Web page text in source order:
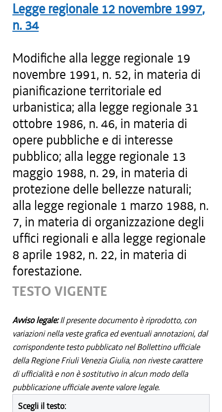
Legge regionale 12 novembre 1997,
n. 34
Modifiche alla legge regionale 19
novembre 1991, n. 52, in materia di
pianificazione territoriale ed
urbanistica; alla legge regionale 31
ottobre 1986, n. 46, in materia di
opere pubbliche e di interesse
pubblico; alla legge regionale 13
maggio 1988, n. 29, in materia di
protezione delle bellezze naturali;
alla legge regionale 1 marzo 1988, n.
7, in materia di organizzazione degli
uffici regionali e alla legge regionale
8 aprile 1982, n. 22, in materia di
forestazione.
TESTO VIGENTE
Avviso legale:Il presente documento è riprodotto, con
variazioni nella veste grafica ed eventuali annotazioni, dal
corrispondente testo pubblicato nel Bollettino ufficiale
della Regione Friuli Venezia Giulia, non riveste carattere
di ufficialità e non è sostitutivo in alcun modo della
pubblicazione ufficiale avente valore legale.
Scegli il testo: